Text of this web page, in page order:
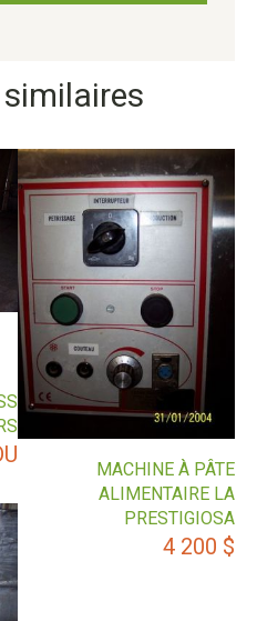
MACHINE À PÂTE
ALIMENTAIRE LA
PRESTIGIOSA
4 200 $